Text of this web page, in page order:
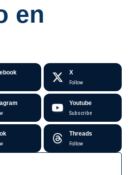
en
X
Follow
Youtube
Subscribe
Threads
Follow